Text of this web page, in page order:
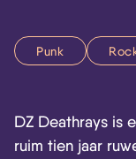
Punk
DZ Deathrays is
ruim tien jaar